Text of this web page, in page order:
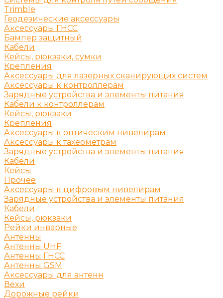
Trimble
Геодезические аксессуары
Аксессуары ГНСС
Бампер защитный
Кабели
Кейсы, рюкзаки, сумки
Крепления
Аксессуары для лазерных сканирующих систем
Аксессуары к контроллерам
Зарядные устройства и элементы питания
Кабели к контроллерам
Кейсы, рюкзаки
Крепления
Аксессуары к оптическим нивелирам
Аксессуары к тахеометрам
Зарядные устройства и элементы питания
Кабели
Кейсы
Прочее
Аксессуары к цифровым нивелирам
Зарядные устройства и элементы питания
Кабели
Кейсы, рюкзаки
Рейки инварные
Антенны
Антенны UHF
Антенны ГНСС
Антенны GSM
Аксессуары для антенн
Вехи
Дорожные рейки